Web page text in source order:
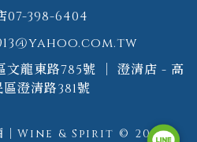
07-398-6404
文龍東路785號 ｜ 澄清店 - 高
澄清路381號
｜Wine & Spirit © 2026.